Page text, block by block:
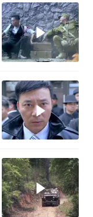
总书记点赞的非遗苗绣焕发新生机